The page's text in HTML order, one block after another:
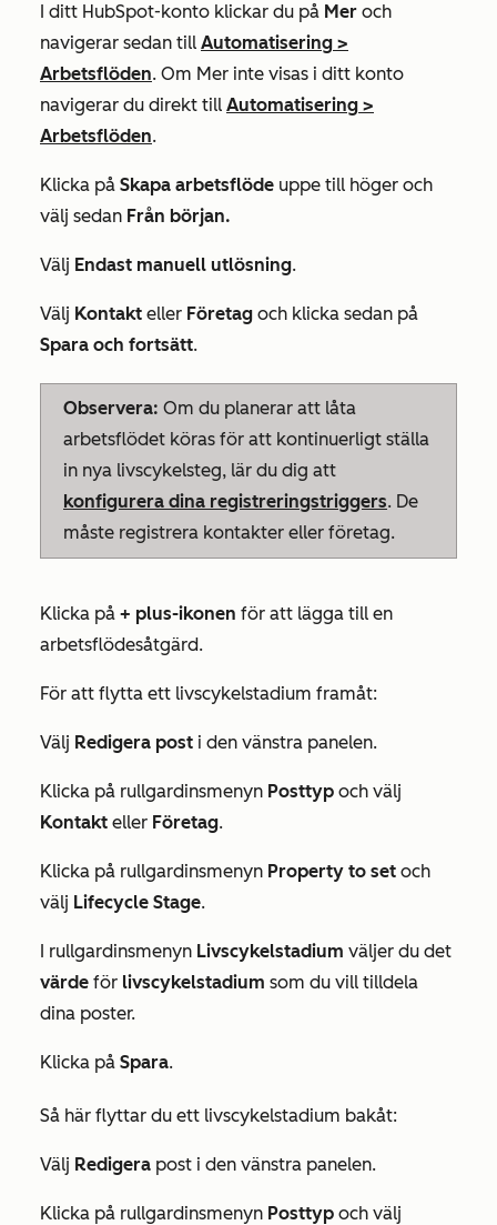
I ditt HubSpot-konto klickar du på Mer och
navigerar sedan till Automatisering >
Arbetsflöden. Om Mer inte visas i ditt konto
navigerar du direkt till Automatisering >
Arbetsflöden.
Klicka på Skapa arbetsflöde uppe till höger och
välj sedan Från början.
Välj Endast manuell utlösning.
Välj Kontakt eller Företag och klicka sedan på
Spara och fortsätt.
Observera: Om du planerar att låta
arbetsflödet köras för att kontinuerligt ställa
in nya livscykelsteg, lär du dig att
konfigurera dina registreringstriggers. De
måste registrera kontakter eller företag.
Klicka på + plus-ikonen för att lägga till en
arbetsflödesåtgärd.
För att flytta ett livscykelstadium framåt:
Välj Redigera post i den vänstra panelen.
Klicka på rullgardinsmenyn Posttyp och välj
Kontakt eller Företag.
Klicka på rullgardinsmenyn Property to set och
välj Lifecycle Stage.
I rullgardinsmenyn Livscykelstadium väljer du det
värde för livscykelstadium som du vill tilldela
dina poster.
Klicka på Spara.
Så här flyttar du ett livscykelstadium bakåt:
Välj Redigera post i den vänstra panelen.
Klicka på rullgardinsmenyn Posttyp och välj